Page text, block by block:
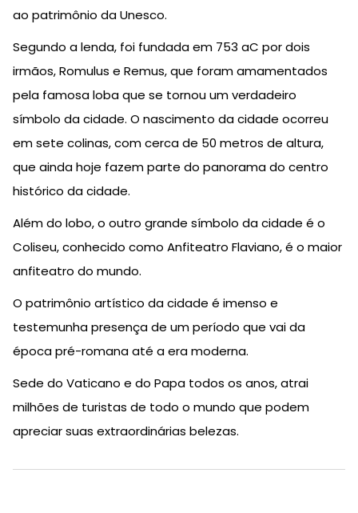
ao patrimônio da Unesco.
Segundo a lenda, foi fundada em 753 aC por dois
irmãos, Romulus e Remus, que foram amamentados
pela famosa loba que se tornou um verdadeiro
símbolo da cidade. O nascimento da cidade ocorreu
em sete colinas, com cerca de 50 metros de altura,
que ainda hoje fazem parte do panorama do centro
histórico da cidade.
Além do lobo, o outro grande símbolo da cidade é o
Coliseu, conhecido como Anfiteatro Flaviano, é o maior
anfiteatro do mundo.
O patrimônio artístico da cidade é imenso e
testemunha presença de um período que vai da
época pré-romana até a era moderna.
Sede do Vaticano e do Papa todos os anos, atrai
milhões de turistas de todo o mundo que podem
apreciar suas extraordinárias belezas.